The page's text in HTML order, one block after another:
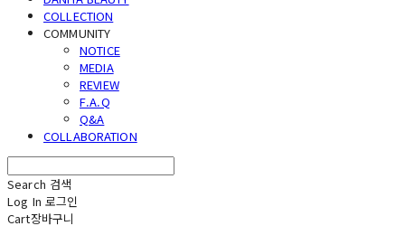
COLLECTION
COMMUNITY
NOTICE
MEDIA
REVIEW
F.A.Q
Q&A
COLLABORATION
Search 검색
Log In 로그인
Cart장바구니